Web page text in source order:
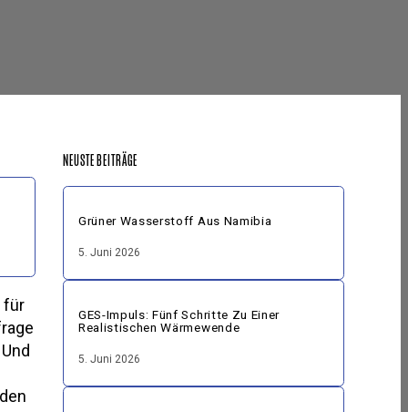
für
NEUSTE BEITRÄGE
Grüner Wasserstoff Aus Namibia
5. Juni 2026
GES-Impuls: Fünf Schritte Zu Einer
Realistischen Wärmewende
5. Juni 2026